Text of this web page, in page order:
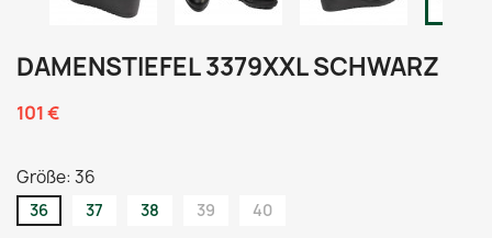
DAMENSTIEFEL 3379XXL SCHWARZ
101 €
Größe: 36
36 37 38 39 40